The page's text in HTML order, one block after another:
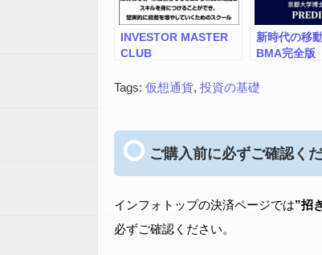
INVESTOR MASTER
CLUB
新時代の移
BMA完全版
Tags: 仮想通貨, 投資の基礎
ご購入前に必ずご確認く
インフォトップの決済ページでは”招
必ずご確認ください。